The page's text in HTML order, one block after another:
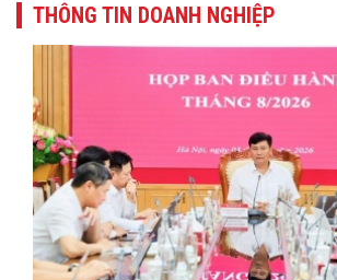
THÔNG TIN DOANH NGHIỆP